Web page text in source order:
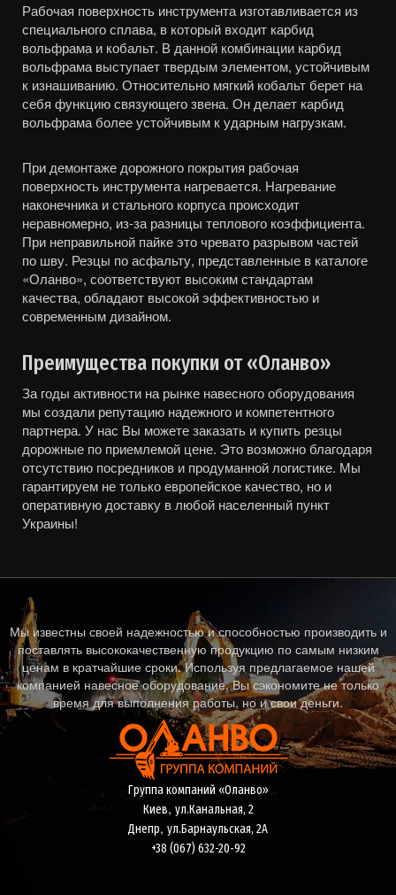
Рабочая поверхность инструмента изготавливается из
специального сплава, в который входит карбид
вольфрама и кобальт. В данной комбинации карбид
вольфрама выступает твердым элементом, устойчивым
к изнашиванию. Относительно мягкий кобальт берет на
себя функцию связующего звена. Он делает карбид
вольфрама более устойчивым к ударным нагрузкам.
При демонтаже дорожного покрытия рабочая
поверхность инструмента нагревается. Нагревание
наконечника и стального корпуса происходит
неравномерно, из-за разницы теплового коэффициента.
При неправильной пайке это чревато разрывом частей
по шву. Резцы по асфальту, представленные в каталоге
«Оланво», соответствуют высоким стандартам
качества, обладают высокой эффективностью и
современным дизайном.
Преимущества покупки от «Оланво»
За годы активности на рынке навесного оборудования
мы создали репутацию надежного и компетентного
партнера. У нас Вы можете заказать и купить резцы
дорожные по приемлемой цене. Это возможно благодаря
отсутствию посредников и продуманной логистике. Мы
гарантируем не только европейское качество, но и
оперативную доставку в любой населенный пункт
Украины!
Мы известны своей надежностью и способностью производить и
поставлять высококачественную продукцию по самым низким
ценам в кратчайшие сроки. Используя предлагаемое нашей
компанией навесное оборудование, Вы сэкономите не только
время для выполнения работы, но и свои деньги.
Группа компаний «Оланво»
Киев, ул.Канальная, 2
Днепр, ул.Барнаульская, 2А
+38 (067) 632-20-92